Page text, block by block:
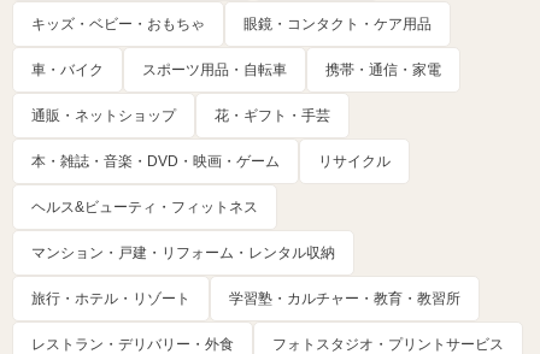
キッズ・ベビー・おもちゃ 眼鏡・コンタクト・ケア用品
車・バイク スポーツ用品・自転車 携帯・通信・家電
通販・ネットショップ 花・ギフト・手芸
本・雑誌・音楽・DVD・映画・ゲーム リサイクル
ヘルス&ビューティ・フィットネス
マンション・戸建・リフォーム・レンタル収納
旅行・ホテル・リゾート 学習塾・カルチャー・教育・教習所
レストラン・デリバリー・外食 フォトスタジオ・プリントサービス